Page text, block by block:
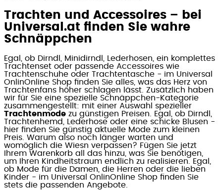
Trachten und Accessoires – bei
Universal.at finden Sie wahre
Schnäppchen
Egal, ob Dirndl, Minidirndl, Lederhosen, ein komplettes
Trachtenset oder passende Accessoires wie
Trachtenschuhe oder Trachtentasche - im Universal
OnlinOnline Shop finden Sie alles, was das Herz von
Trachtenfans höher schlagen lässt. Zusätzlich haben
wir für Sie eine spezielle Schnäppchen-Kategorie
zusammengestellt: mit einer Auswahl spezieller
Trachtenmode zu günstigen Preisen. Egal, ob Dirndl,
Trachtenhemd, Lederhose oder eine schicke Blusen -
hier finden Sie günstig aktuelle Mode zum kleinen
Preis. Warum also noch länger warten und
womöglich die Wiesn verpassen? Fügen Sie jetzt
Ihrem Warenkorb all das hinzu, was Sie benötigen,
um Ihren Kindheitstraum endlich zu realisieren. Egal,
ob Mode für die Damen, die Herren oder die lieben
Kinder - im Universal OnlinOnline Shop finden Sie
stets die passenden Angebote.